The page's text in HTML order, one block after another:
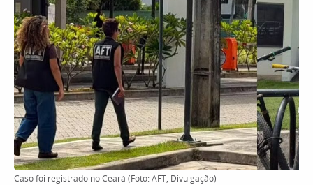
Caso foi registrado no Ceará (Foto: AFT, Divulgação)